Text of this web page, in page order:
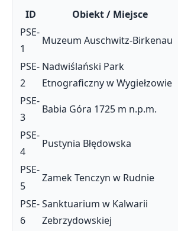
ID Obiekt / Miejsce
PSE-
1
Muzeum Auschwitz-Birkenau
PSE-
2
Nadwiślański Park
Etnograficzny w Wygiełzowie
PSE-
3
Babia Góra 1725 m n.p.m.
PSE-
4
Pustynia Błędowska
PSE-
5
Zamek Tenczyn w Rudnie
PSE-
6
Sanktuarium w Kalwarii
Zebrzydowskiej